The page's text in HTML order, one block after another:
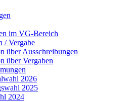
im VG-Bereich
/ Vergabe
über Ausschreibungen
über Vergaben
2026
2025
2024